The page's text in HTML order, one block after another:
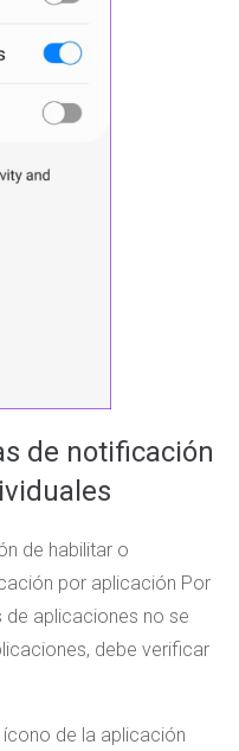
de notificación
de habilitar o
por aplicación Por
de aplicaciones no se
debe verificar
de la aplicación